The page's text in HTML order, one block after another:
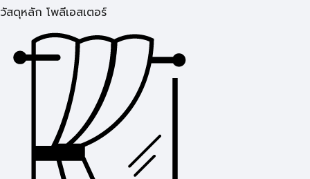
วัสดุหลัก โพลีเอสเตอร์